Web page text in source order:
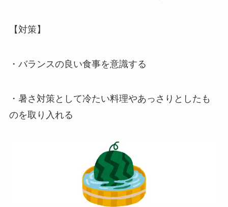
【対策】
・バランスの良い食事を意識する
・暑さ対策として冷たい料理やあっさりとしたも
のを取り入れる